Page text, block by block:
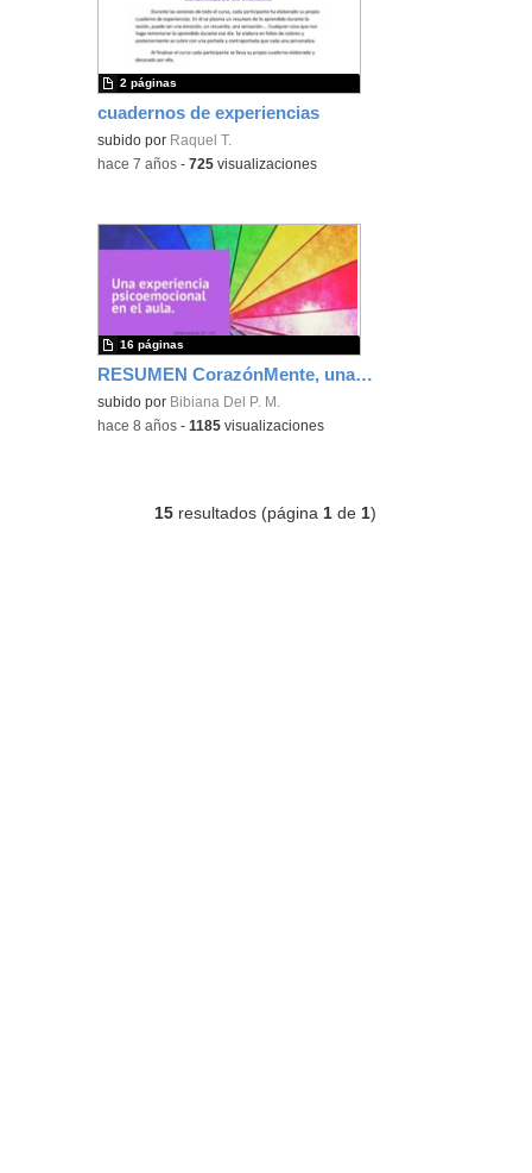
cuadernos de experiencias
subido por Raquel T.
2 páginas
-hace 7 años -725 visualizaciones
RESUMEN CorazónMente, una experiencia psicoemocional en el aula
subido por Bibiana Del P. M.
16 páginas
-hace 8 años -1185 visualizaciones
15 resultados (página 1 de 1)